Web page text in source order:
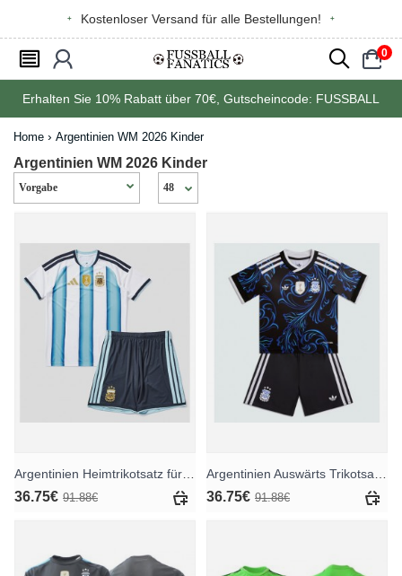
Kostenloser Versand für alle Bestellungen!
󰂩 󰃳 󰂨 0
󰃠
Erhalten Sie 10% Rabatt über 70€ , Gutscheincode: FUSSBALL
Home Argentinien WM 2026 Kinder
Argentinien WM 2026 Kinder
36.75€ 91.88€ 36.75€ 91.88€